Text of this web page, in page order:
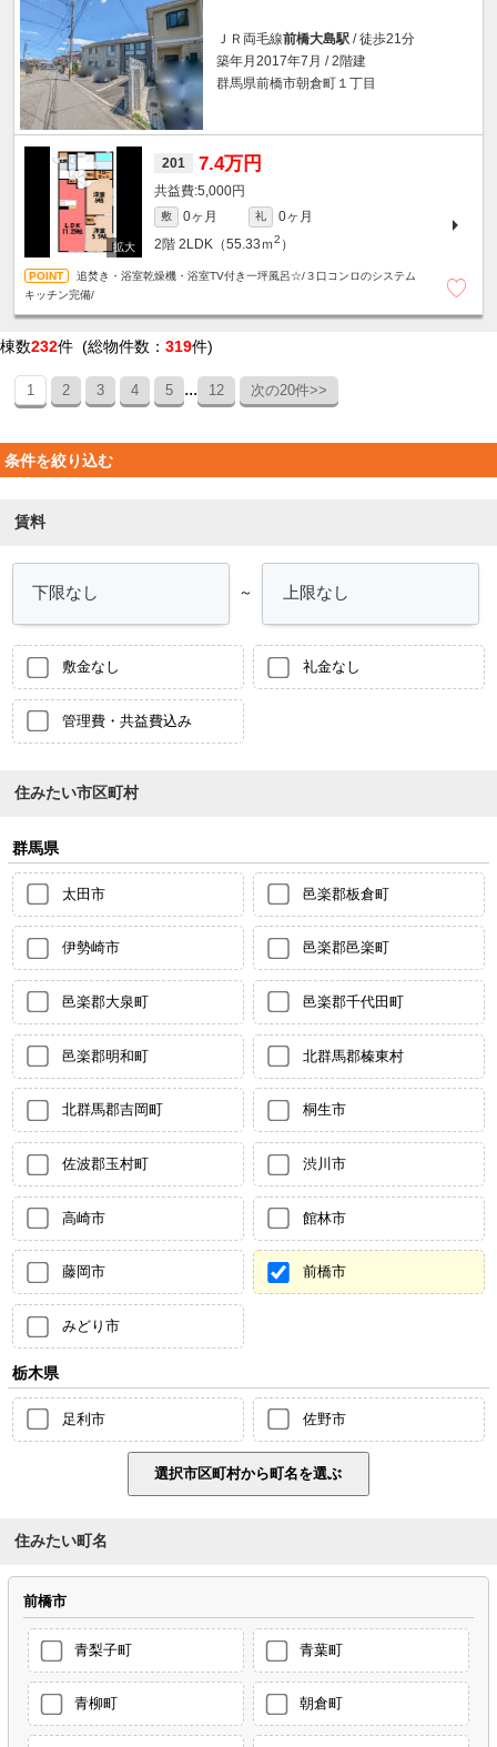
ＪＲ両毛線前橋大島駅 / 徒歩21分
築年月2017年7月 / 2階建
群馬県前橋市朝倉町１丁目
201 7.4万円
5,000円
敷 0ヶ月 礼
0ヶ月
2階 2LDK（55.33ｍ2 ）
追焚き・浴室乾燥機・浴室TV付き一坪風呂☆/３口コンロのシステム
キッチン完備/
棟数232件 (総物件数： 319件)
1 2 3 4 5 ... 12 次の20件>>
条件を絞り込む
賃料
～
敷金なし 礼金なし
管理費・共益費込み
住みたい市区町村
群馬県
太田市 邑楽郡板倉町
伊勢崎市 邑楽郡邑楽町
邑楽郡大泉町 邑楽郡千代田町
邑楽郡明和町 北群馬郡榛東村
北群馬郡吉岡町 桐生市
佐波郡玉村町 渋川市
高崎市 館林市
藤岡市 前橋市
みどり市
栃木県
足利市 佐野市
住みたい町名
前橋市
青梨子町 青葉町
青柳町 朝倉町